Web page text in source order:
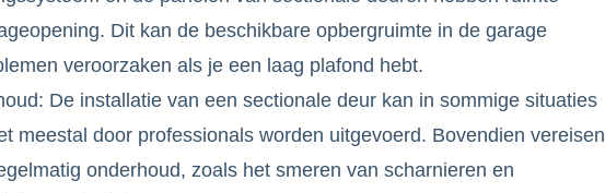
Dit kan de beschikbare opbergruimte in de garage
veroorzaken als je een laag plafond hebt.
De installatie van een sectionale deur kan in sommige situaties
meestal door professionals worden uitgevoerd. Bovendien vereisen
onderhoud, zoals het smeren van scharnieren en